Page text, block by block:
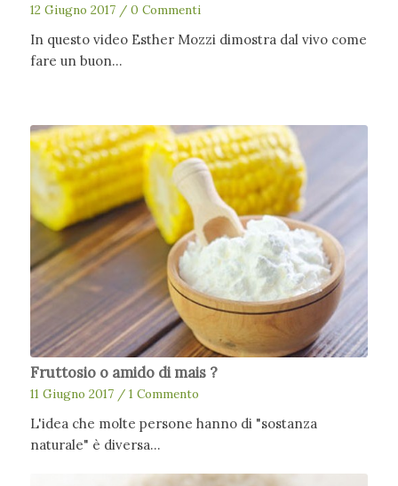
12 Giugno 2017 / 0 Commenti
In questo video Esther Mozzi dimostra dal vivo come
fare un buon…
Fruttosio o amido di mais ?
11 Giugno 2017 / 1 Commento
L'idea che molte persone hanno di "sostanza
naturale" è diversa…